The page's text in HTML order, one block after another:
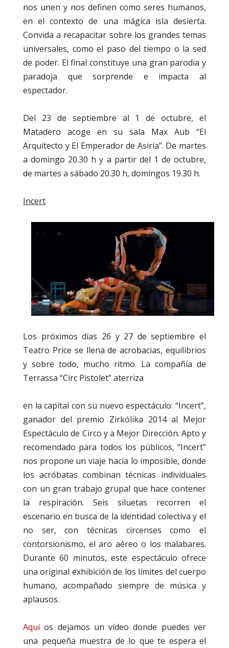
nos unen y nos definen como seres humanos,
en el contexto de una mágica isla desierta.
Convida a recapacitar sobre los grandes temas
universales, como el paso del tiempo o la sed
de poder. El final constituye una gran parodia y
paradoja que sorprende e impacta al
espectador.
Del 23 de septiembre al 1 de octubre, el
Matadero acoge en su sala Max Aub “El
Arquitecto y El Emperador de Asiria”. De martes
a domingo 20.30 h y a partir del 1 de octubre,
de martes a sábado 20.30 h, domingos 19.30 h.
Incert
Los próximos días 26 y 27 de septiembre el
Teatro Price se llena de acrobacias, equilibrios
y sobre todo, mucho ritmo. La compañía de
Terrassa “Circ Pistolet” aterriza
en la capital con su nuevo espectáculo: “Incert”,
ganador del premio Zirkólika 2014 al Mejor
Espectáculo de Circo y a Mejor Dirección. Apto y
recomendado para todos los públicos, “Incert”
nos propone un viaje hacia lo imposible, donde
los acróbatas combinan técnicas individuales
con un gran trabajo grupal que hace contener
la respiración. Seis siluetas recorren el
escenario en busca de la identidad colectiva y el
no ser, con técnicas circenses como el
contorsionismo, el aro aéreo o los malabares.
Durante 60 minutos, este espectáculo ofrece
una original exhibición de los límites del cuerpo
humano, acompañado siempre de música y
aplausos.
Aquíos dejamos un vídeo donde puedes ver
una pequeña muestra de lo que te espera el